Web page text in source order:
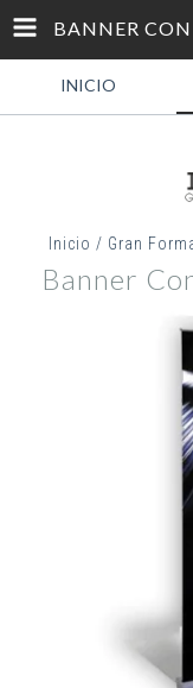
INICIO
Inicio / Gran
Banner